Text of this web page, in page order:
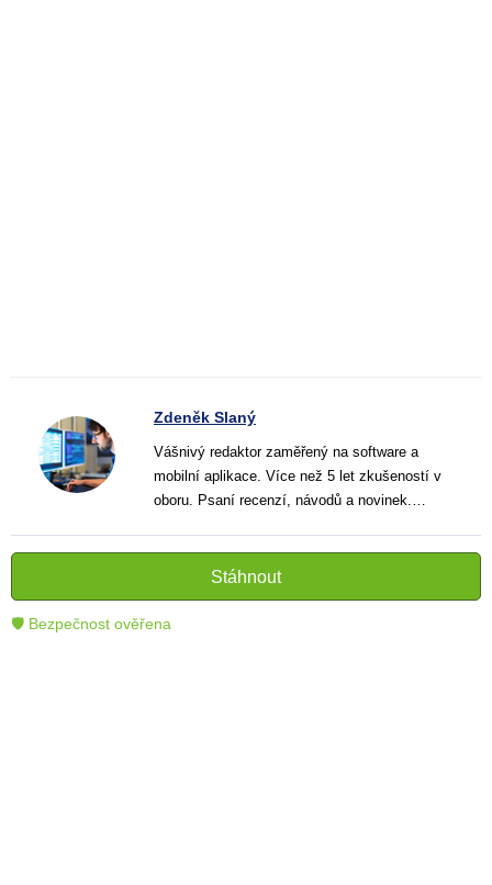
Zdeněk Slaný
Vášnivý redaktor zaměřený na software a
mobilní aplikace. Více než 5 let zkušeností v
oboru. Psaní recenzí, návodů a novinek.
pomáhají čtenářům lépe porozumět a využít
moderní technologie.
Stáhnout
🛡 Bezpečnost ověřena